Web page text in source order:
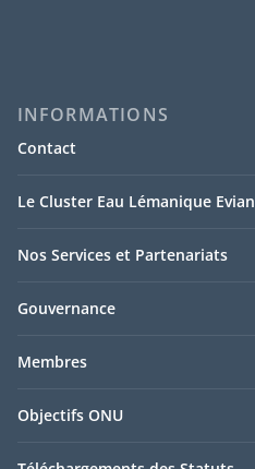
INFORMATIONS
Contact
Le Cluster Eau Lémanique Evian
Nos Services et Partenariats
Gouvernance
Membres
Objectifs ONU